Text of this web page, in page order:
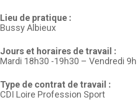
Lieu de pratique :
Bussy Albieux
Jours et horaires de travail :
Mardi 18h30 -19h30 – Vendredi
Type de contrat de travail :
CDI Loire Profession Sport